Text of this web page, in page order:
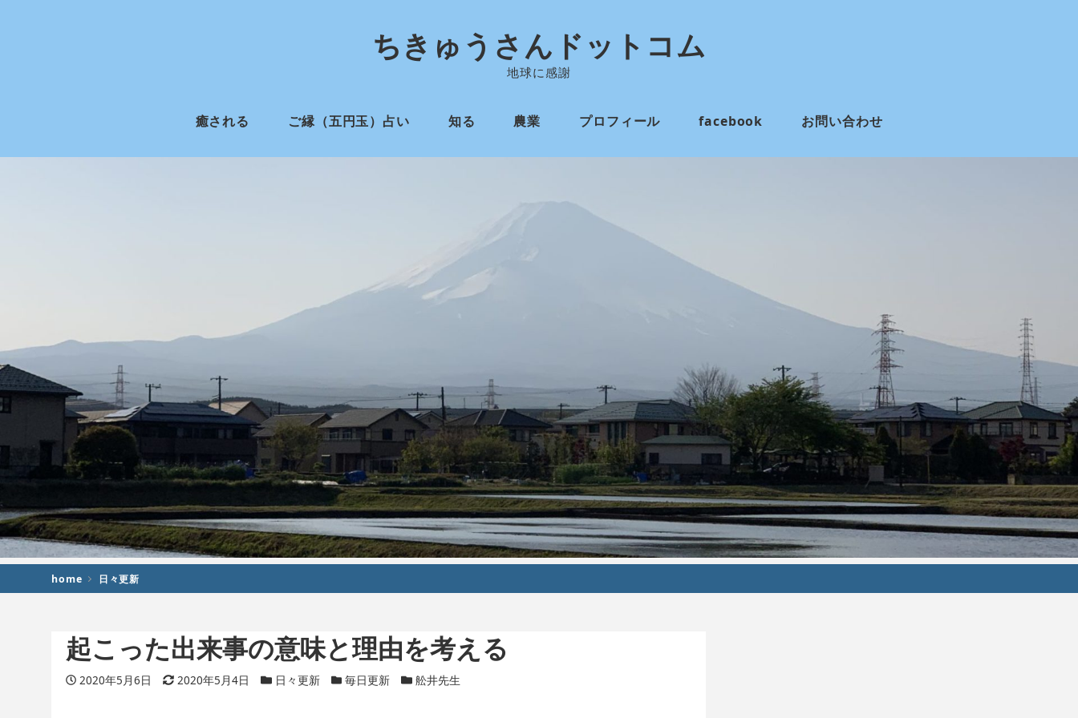
ちきゅうさんドットコム
地球に感謝
癒される ご縁（五円玉）占い 知る 農業 プロフィール facebook お問い合わせ
home 日々更新
起こった出来事の意味と理由を考える
投稿日
2020年5月6日 更新日
2020年5月4日 カテゴリー
日々更新 カテゴリー
毎日更新 カテゴリー
舩井先生